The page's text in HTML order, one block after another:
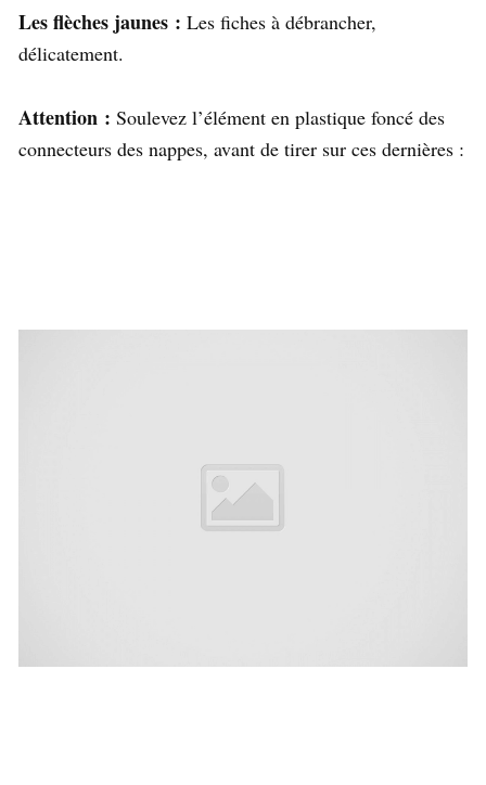
Les flèches jaunes : Les fiches à débrancher,
délicatement.
Attention : Soulevez l’élément en plastique foncé des
connecteurs des nappes, avant de tirer sur ces dernières :